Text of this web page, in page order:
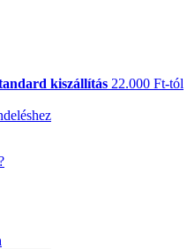
kiszállítás 22.000 Ft-tól